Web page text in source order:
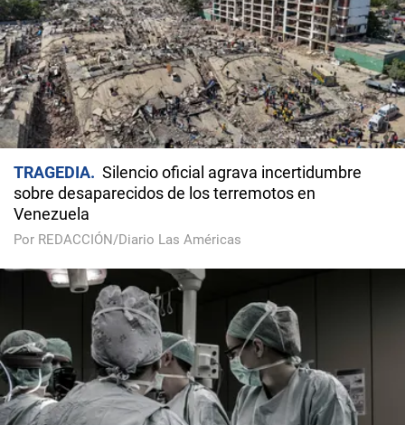
TRAGEDIA
Silencio oficial agrava incertidumbre
sobre desaparecidos de los terremotos en
Venezuela
Por REDACCIÓN/Diario Las Américas